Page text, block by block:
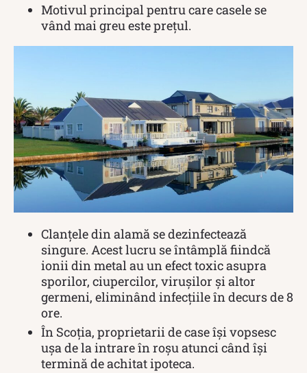
Motivul principal pentru care casele se
vând mai greu este prețul.
Clanțele din alamă se dezinfectează
singure. Acest lucru se întâmplă fiindcă
ionii din metal au un efect toxic asupra
sporilor, ciupercilor, virușilor și altor
germeni, eliminând infecțiile în decurs de 8
ore.
În Scoția, proprietarii de case își vopsesc
ușa de la intrare în roșu atunci când își
termină de achitat ipoteca.